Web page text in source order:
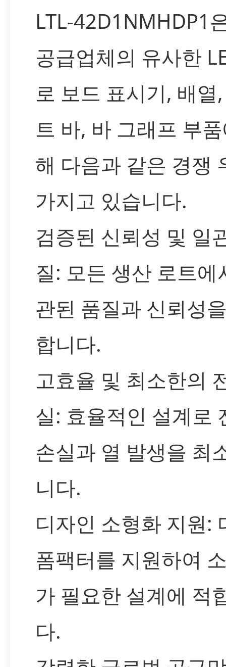
LTL-42D1NMHDP1
공급업체의 유사한
로 보드 표시기, 배열
트 바, 바 그래프 부
해 다음과 같은 경쟁
가지고 있습니다.
검증된 신뢰성 및 일
질: 모든 생산 로트에
관된 품질과 신뢰성
합니다.
고효율 및 최소한의
실: 효율적인 설계로
손실과 열 발생을 최
니다.
디자인 소형화 지원:
폼팩터를 지원하여
가 필요한 설계에 적
다.